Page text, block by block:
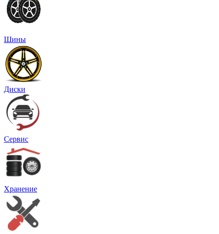
Шины
Диски
Сервис
Хранение